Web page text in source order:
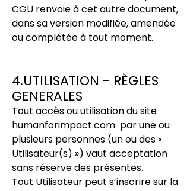
CGU renvoie à cet autre document,
dans sa version modifiée, amendée
ou complétée à tout moment.
4.UTILISATION - RÈGLES
GENERALES
Tout accès ou utilisation du site
humanforimpact.com par une ou
plusieurs personnes (un ou des «
Utilisateur(s) ») vaut acceptation
sans réserve des présentes.
Tout Utilisateur peut s’inscrire sur la